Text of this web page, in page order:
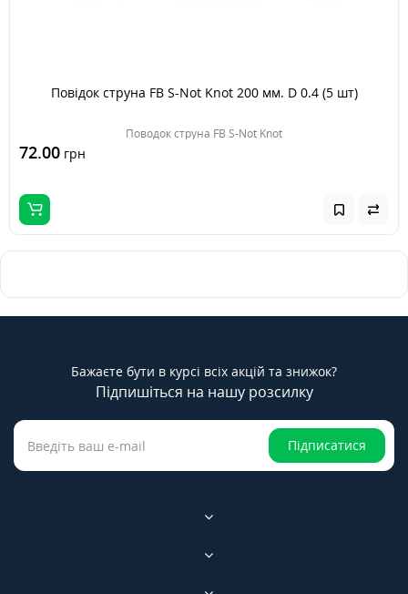
Повідок струна FB S-Not Knot 200 мм. D 0.4 (5 шт)
Поводок струна FB S-Not Knot
72.00 грн
Бажаєте бути в курсі всіх акцій та знижок?
Підпишіться на нашу розсилку
Підписатися